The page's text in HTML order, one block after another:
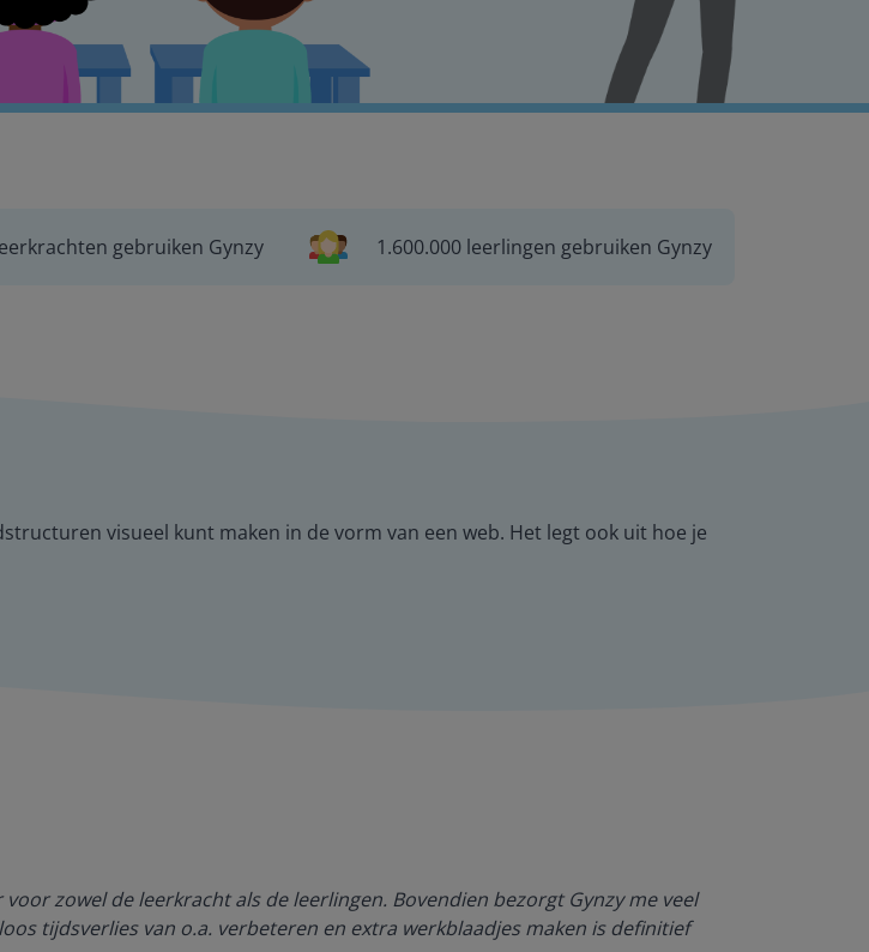
gebruiken Gynzy 1.600.000 leerlingen gebruiken Gynzy
visueel kunt maken in de vorm van een web. Het legt ook uit hoe je
zowel de leerkracht als de leerlingen. Bovendien bezorgt Gynzy me veel
tijdsverlies van o.a. verbeteren en extra werkblaadjes maken is definitief